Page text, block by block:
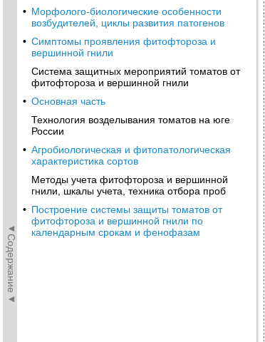
◄Содержание◄
• Морфолого-биологические особенности
возбудителей, циклы развития патогенов
• Симптомы проявления фитофтороза и
вершинной гнили
Система защитных мероприятий томатов от
фитофтороза и вершинной гнили
• Основная часть
Технология возделывания томатов на юге
России
• Агробиологическая и фитопатологическая
характеристика сортов
Методы учета фитофтороза и вершинной
гнили, шкалы учета, техника отбора проб
• Построение системы защиты томатов от
фитофтороза и вершинной гнили по
календарным срокам и фенофазам